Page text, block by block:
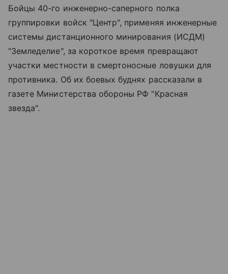
Бойцы 40-го инженерно-саперного полка
группировки войск "Центр", применяя инженерные
системы дистанционного минирования (ИСДМ)
"Земледелие", за короткое время превращают
участки местности в смертоносные ловушки для
противника. Об их боевых буднях рассказали в
газете Министерства обороны РФ "Красная
звезда".